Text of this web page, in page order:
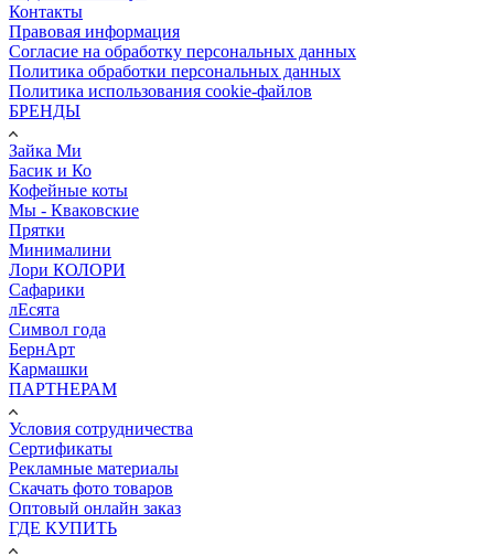
Контакты
Правовая информация
Согласие на обработку персональных данных
Политика обработки персональных данных
Политика использования cookie-файлов
БРЕНДЫ
Зайка Ми
Басик и Ко
Кофейные коты
Мы - Кваковские
Прятки
Минималини
Лори КОЛОРИ
Сафарики
лЕсята
Символ года
БернАрт
Кармашки
ПАРТНЕРАМ
Условия сотрудничества
Сертификаты
Рекламные материалы
Скачать фото товаров
Оптовый онлайн заказ
ГДЕ КУПИТЬ